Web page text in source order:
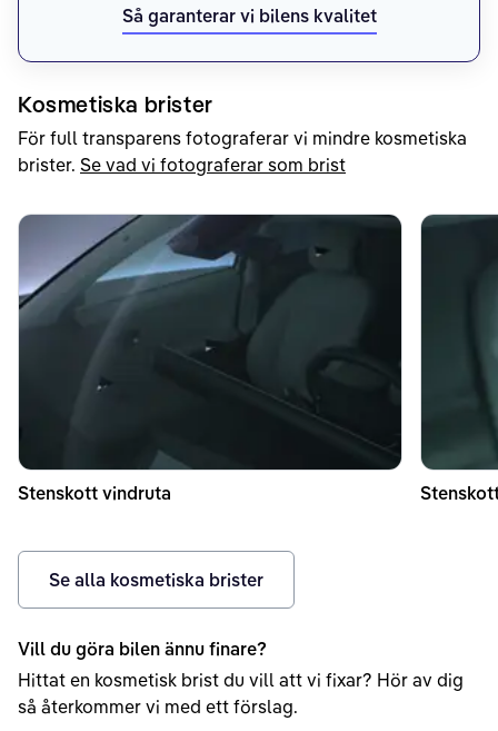
Så garanterar vi bilens kvalitet
Kosmetiska brister
För full transparens fotograferar vi mindre kosmetiska
brister. Se vad vi fotograferar som brist
Stenskott vindruta
Se alla kosmetiska brister
Vill du göra bilen ännu finare?
Hittat en kosmetisk brist du vill att vi fixar? Hör av dig
så återkommer vi med ett förslag.